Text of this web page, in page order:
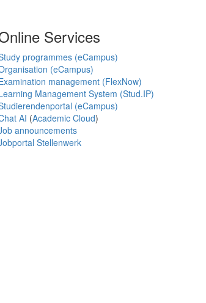
Services
programmes (eCampus)
(eCampus)
management (FlexNow)
Management System (Stud.IP)
(eCampus)
AI (Academic Cloud)
announcements
Stellenwerk